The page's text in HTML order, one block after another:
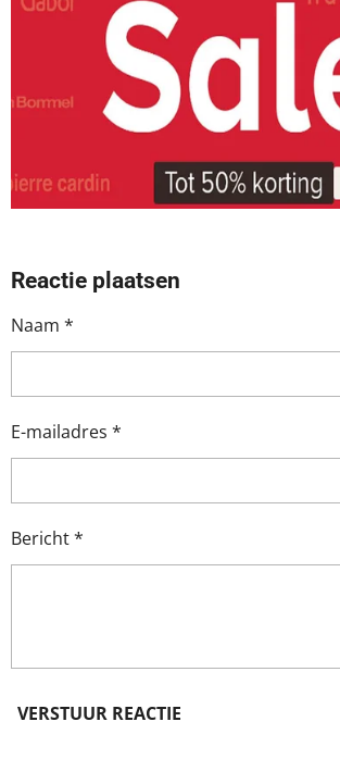
Reactie plaatsen
Naam *
E-mailadres *
Bericht *
VERSTUUR REACTIE